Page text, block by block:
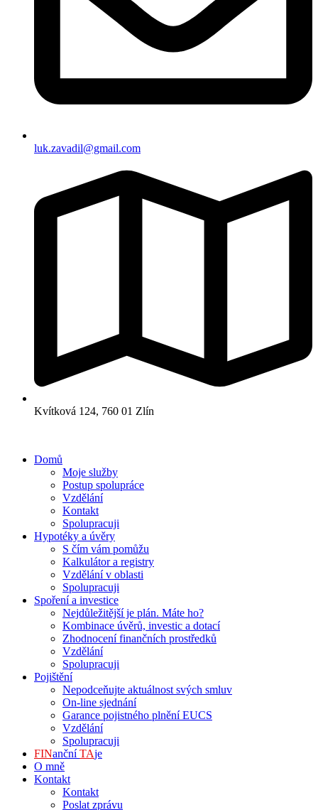
luk.zavadil@gmail.com
Kvítková 124, 760 01 Zlín
Domů
Moje služby
Postup spolupráce
Vzdělání
Kontakt
Spolupracuji
Hypotéky a úvěry
S čím vám pomůžu
Kalkulátor a registry
Vzdělání v oblasti
Spolupracuji
Spoření a investice​
Nejdůležitější je plán. Máte ho?
Kombinace úvěrů, investic a dotací
Zhodnocení finančních prostředků
Vzdělání
Spolupracuji
Pojištění
Nepodceňujte aktuálnost svých smluv
On-line sjednání
Garance pojistného plnění EUCS
Vzdělání
Spolupracuji
FINančníTAje
O mně
Kontakt
Kontakt
Poslat zprávu